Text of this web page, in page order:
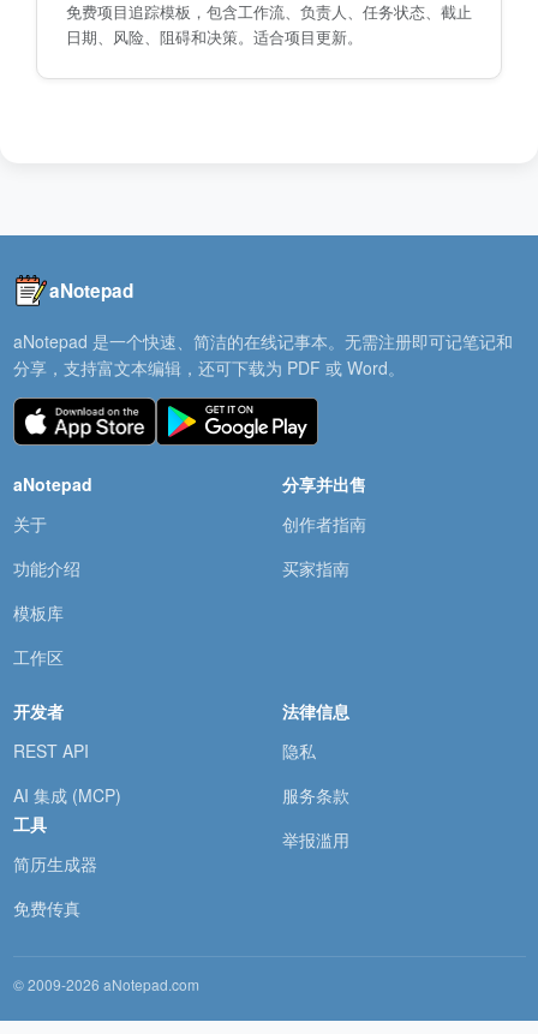
免费项目追踪模板，包含工作流、负责人、任务状态、截止
日期、风险、阻碍和决策。适合项目更新。
aNotepad
aNotepad 是一个快速、简洁的在线记事本。无需注册即可记笔记和
分享，支持富文本编辑，还可下载为 PDF 或 Word。
aNotepad
关于
功能介绍
模板库
工作区
分享并出售
创作者指南
买家指南
开发者
REST API
AI 集成 (MCP)
工具
简历生成器
免费传真
法律信息
隐私
服务条款
举报滥用
© 2009-2026 aNotepad.com